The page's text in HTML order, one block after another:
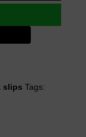
slips Tags: